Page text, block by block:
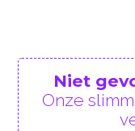
Niet
Onze